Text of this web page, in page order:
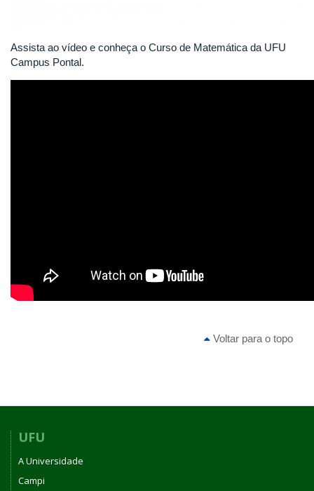
Assista ao vídeo e conheça o Curso de Matemática da UFU
Campus Pontal.
Voltar para o topo
UFU
A Universidade
Campi